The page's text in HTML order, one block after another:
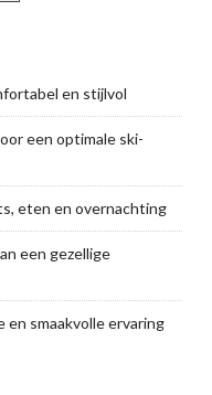
en stijlvol
een optimale ski-
eten en overnachting
een gezellige
en smaakvolle ervaring